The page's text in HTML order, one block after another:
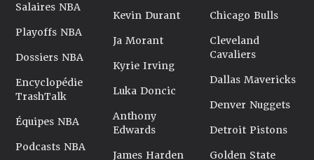
Salaires NBA
Playoffs NBA
Dossiers NBA
Encyclopédie
TrashTalk
Équipes NBA
Podcasts NBA
Kevin Durant
Ja Morant
Kyrie Irving
Luka Doncic
Anthony
Edwards
James Harden
Chicago Bulls
Cleveland
Cavaliers
Dallas Mavericks
Denver Nuggets
Detroit Pistons
Golden State